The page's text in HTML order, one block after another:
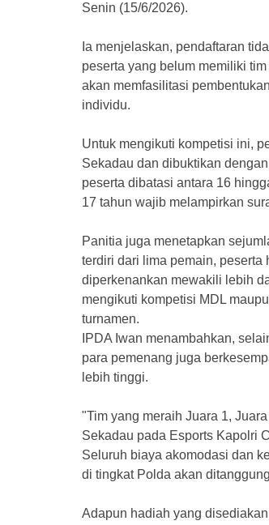
Senin (15/6/2026).
Ia menjelaskan, pendaftaran
peserta yang belum memiliki
akan memfasilitasi
individu.
Untuk mengikuti kompetisi ini,
Sekadau dan dibuktikan
peserta dibatasi antara 16
17 tahun wajib melampirkan
Panitia juga menetapkan
terdiri dari lima pemain, peserta
diperkenankan mewakili lebih
mengikuti kompetisi MDL
turnamen.
IPDA Iwan menambahkan,
para pemenang juga
lebih tinggi.
"Tim yang meraih Juara 1,
Sekadau pada Esports Kapolri
Seluruh biaya akomodasi dan
di tingkat Polda akan
Adapun hadiah yang